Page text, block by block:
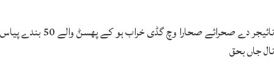
نائیجر دے صحرائے صحارا وچ گڈی خراب ہو کے پھسݨ والے 50 بندے پیاس
نال جاں بحق